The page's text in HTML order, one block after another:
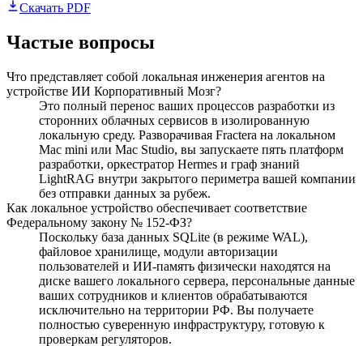
Скачать PDF
Частые вопросы
Что представляет собой локальная инженерия агентов на
устройстве ИИ Корпоративный Мозг?
Это полный перенос ваших процессов разработки из
сторонних облачных сервисов в изолированную
локальную среду. Разворачивая Fractera на локальном
Mac mini или Mac Studio, вы запускаете пять платформ
разработки, оркестратор Hermes и граф знаний
LightRAG внутри закрытого периметра вашей компании
без отправки данных за рубеж.
Как локальное устройство обеспечивает соответствие
Федеральному закону № 152-ФЗ?
Поскольку база данных SQLite (в режиме WAL),
файловое хранилище, модули авторизации
пользователей и ИИ-память физически находятся на
диске вашего локального сервера, персональные данные
ваших сотрудников и клиентов обрабатываются
исключительно на территории РФ. Вы получаете
полностью суверенную инфраструктуру, готовую к
проверкам регуляторов.